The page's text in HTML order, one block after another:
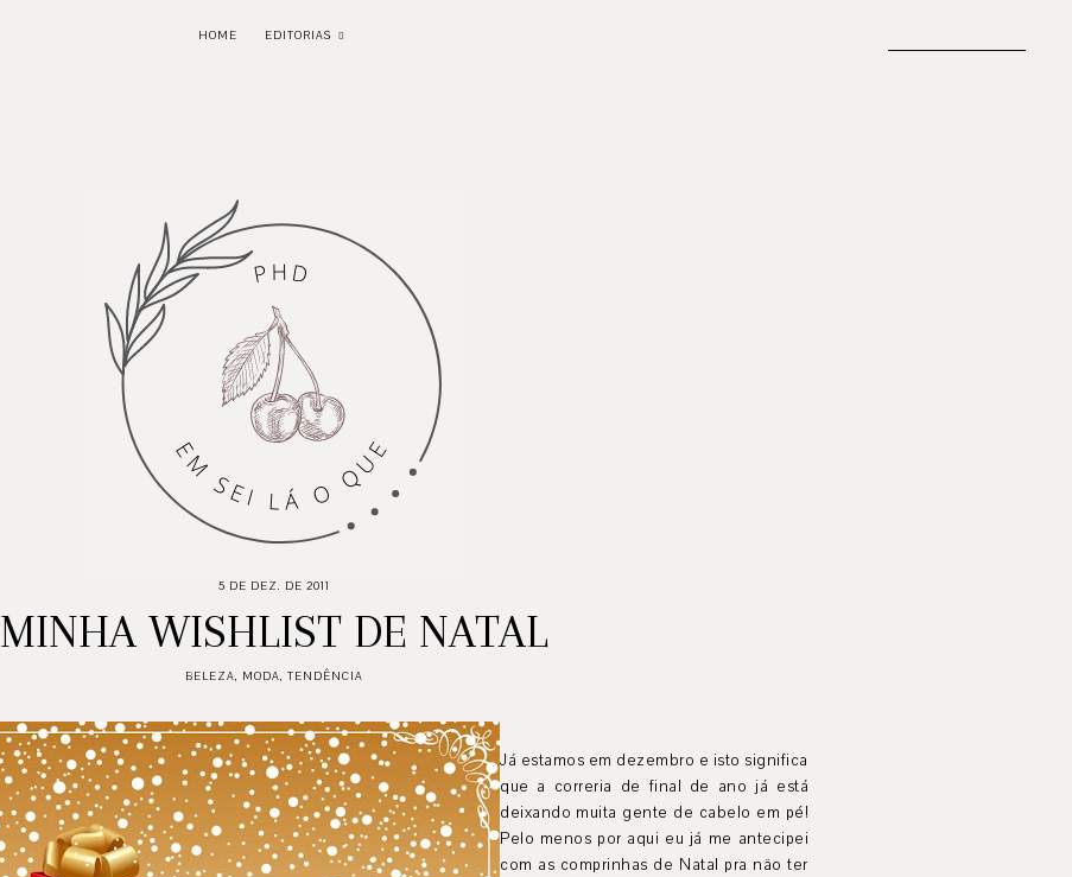
HOME EDITORIAS
5 DE DEZ. DE 2011
MINHA WISHLIST DE NATAL
BELEZA, MODA, TENDÊNCIA
Já estamos em dezembro e isto significa
que a correria de final de ano já está
deixando muita gente de cabelo em pé!
Pelo menos por aqui eu já me antecipei
com as comprinhas de Natal pra não ter